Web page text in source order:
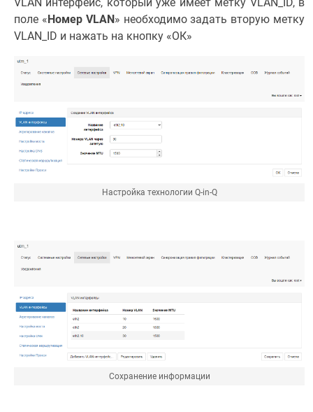
поле «Номер VLAN» необходимо задать вторую метку
VLAN_ID и нажать на кнопку «ОК»
Настройка технологии Q-in-Q
Сохранение информации